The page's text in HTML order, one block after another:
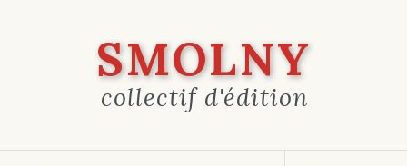
SMOLNY
collectif d'édition